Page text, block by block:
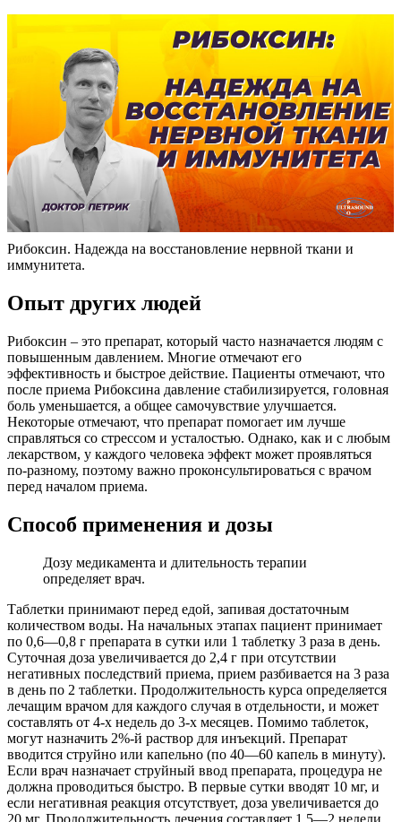
Рибоксин. Надежда на восстановление нервной ткани и
иммунитета.
Опыт других людей
Рибоксин – это препарат, который часто назначается людям с
повышенным давлением. Многие отмечают его
эффективность и быстрое действие. Пациенты отмечают, что
после приема Рибоксина давление стабилизируется, головная
боль уменьшается, а общее самочувствие улучшается.
Некоторые отмечают, что препарат помогает им лучше
справляться со стрессом и усталостью. Однако, как и с любым
лекарством, у каждого человека эффект может проявляться
по-разному, поэтому важно проконсультироваться с врачом
перед началом приема.
Способ применения и дозы
Дозу медикамента и длительность терапии
определяет врач.
Таблетки принимают перед едой, запивая достаточным
количеством воды. На начальных этапах пациент принимает
по 0,6―0,8 г препарата в сутки или 1 таблетку 3 раза в день.
Суточная доза увеличивается до 2,4 г при отсутствии
негативных последствий приема, прием разбивается на 3 раза
в день по 2 таблетки. Продолжительность курса определяется
лечащим врачом для каждого случая в отдельности, и может
составлять от 4-х недель до 3-х месяцев. Помимо таблеток,
могут назначить 2%-й раствор для инъекций. Препарат
вводится струйно или капельно (по 40―60 капель в минуту).
Если врач назначает струйный ввод препарата, процедура не
должна проводиться быстро. В первые сутки вводят 10 мг, и
если негативная реакция отсутствует, доза увеличивается до
20 мг. Продолжительность лечения составляет 1,5―2 недели.